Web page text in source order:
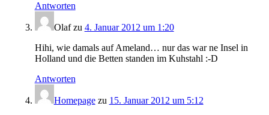
Antworten
Olafzu 4. Januar 2012 um 1:20
Hihi, wie damals auf Ameland… nur das war ne Insel in
Holland und die Betten standen im Kuhstahl :-D
Antworten
Homepagezu 15. Januar 2012 um 5:12